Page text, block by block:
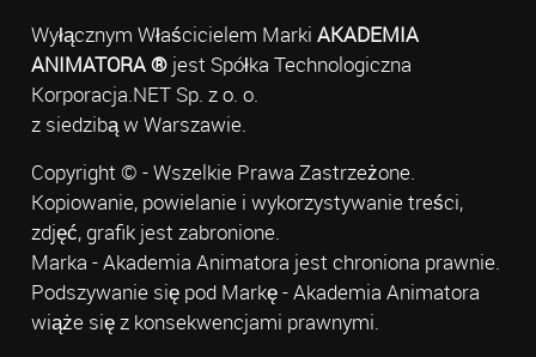
Wyłącznym Właścicielem Marki AKADEMIA
ANIMATORA ®jest Spółka Technologiczna
Korporacja.NET Sp. z o. o.
z siedzibą w Warszawie.
Copyright © - Wszelkie Prawa Zastrzeżone.
Kopiowanie, powielanie i wykorzystywanie treści,
zdjęć, grafik jest zabronione.
Marka - Akademia Animatora jest chroniona prawnie.
Podszywanie się pod Markę - Akademia Animatora
wiąże się z konsekwencjami prawnymi.